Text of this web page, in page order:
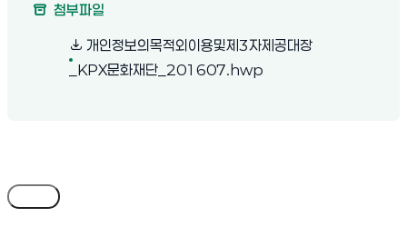
첨부파일
개인정보의목적외이용및제3자제공대장
_KPX문화재단_201607.hwp